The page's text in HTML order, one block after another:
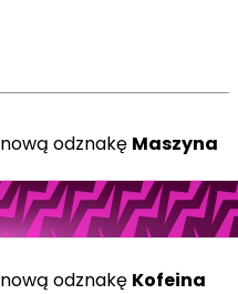
nową odznakę Maszyna
nową odznakę Kofeina